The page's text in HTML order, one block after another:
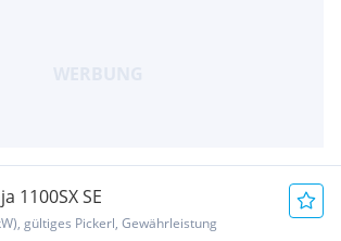
1100SX SE
gültiges Pickerl, Gewährleistung